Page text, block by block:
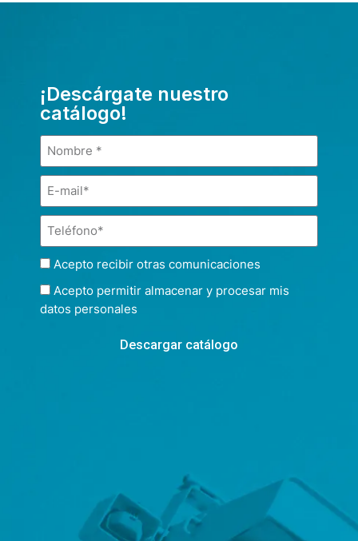
¡Descárgate nuestro
catálogo!
Acepto recibir otras comunicaciones
Acepto permitir almacenar y procesar mis
datos personales
Descargar catálogo